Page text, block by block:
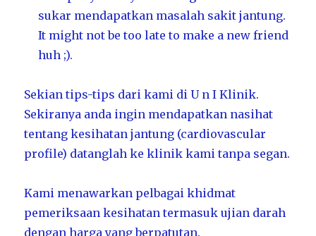
sukar mendapatkan masalah sakit jantung.
It might not be too late to make a new friend
huh ;).
Sekian tips-tips dari kami di U n I Klinik.
Sekiranya anda ingin mendapatkan nasihat
tentang kesihatan jantung (cardiovascular
profile) datanglah ke klinik kami tanpa segan.
Kami menawarkan pelbagai khidmat
pemeriksaan kesihatan termasuk ujian darah
dengan harga yang berpatutan.